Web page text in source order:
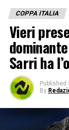
COPPA ITALIA
Vieri
Sarri ha
Published
By